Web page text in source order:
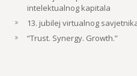
intelektualnog kapitala
13. jubilej virtualnog
“Trust. Synergy. Growth.”